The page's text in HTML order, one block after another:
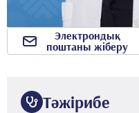
Тәжірибе
Электрондық
поштаны жіберу